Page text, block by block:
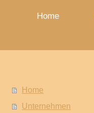
Home
Home
Unternehmen